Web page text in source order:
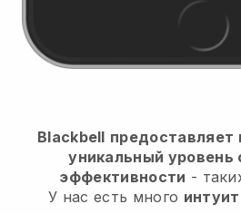
Blackbell
уникальный уровень
эффективности -
У нас есть много